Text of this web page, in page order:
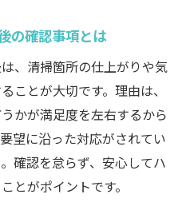
の確認事項とは
、清掃箇所の仕上がりや気
ことが大切です。理由は、
かが満足度を左右するから
望に沿った対応がされてい
確認を怠らず、安心してハ
とがポイントです。